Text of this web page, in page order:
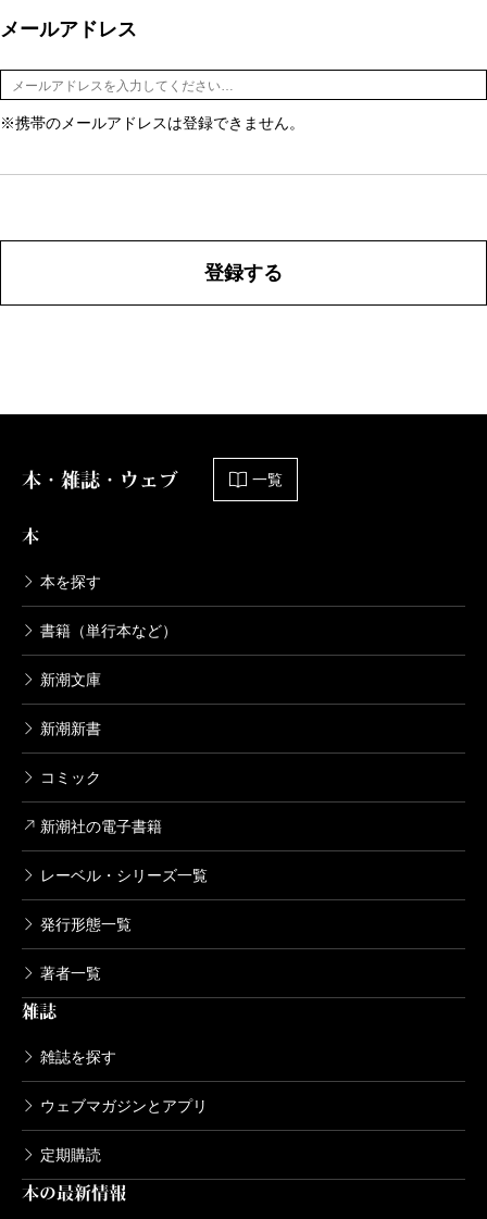
メールアドレス
※携帯のメールアドレスは登録できません。
登録する
本・雑誌・ウェブ 一覧
本
本を探す
書籍（単行本など）
新潮文庫
新潮新書
コミック
新潮社の電子書籍
レーベル・シリーズ一覧
発行形態一覧
著者一覧
雑誌
雑誌を探す
ウェブマガジンとアプリ
定期購読
本の最新情報